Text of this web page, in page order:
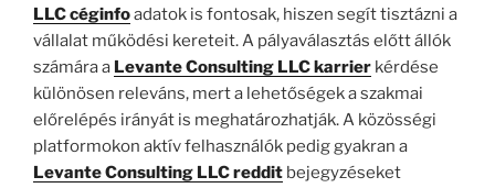
LLC céginfoadatok is fontosak, hiszen segít tisztázni a
vállalat működési kereteit. A pályaválasztás előtt állók
számára a Levante Consulting LLC karrier kérdése
különösen releváns, mert a lehetőségek a szakmai
előrelépés irányát is meghatározhatják. A közösségi
platformokon aktív felhasználók pedig gyakran a
Levante Consulting LLC reddit bejegyzéseket